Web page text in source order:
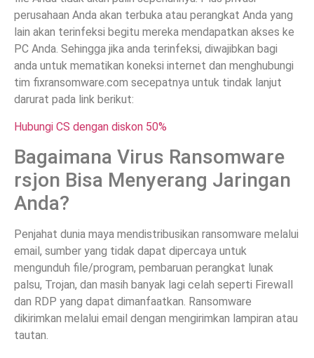
perusahaan Anda akan terbuka atau perangkat Anda yang
lain akan terinfeksi begitu mereka mendapatkan akses ke
PC Anda. Sehingga jika anda terinfeksi, diwajibkan bagi
anda untuk mematikan koneksi internet dan menghubungi
tim fixransomware.com secepatnya untuk tindak lanjut
darurat pada link berikut:
Hubungi CS dengan diskon 50%
Bagaimana Virus Ransomware
rsjon Bisa Menyerang Jaringan
Anda?
Penjahat dunia maya mendistribusikan ransomware melalui
email, sumber yang tidak dapat dipercaya untuk
mengunduh file/program, pembaruan perangkat lunak
palsu, Trojan, dan masih banyak lagi celah seperti Firewall
dan RDP yang dapat dimanfaatkan. Ransomware
dikirimkan melalui email dengan mengirimkan lampiran atau
tautan.